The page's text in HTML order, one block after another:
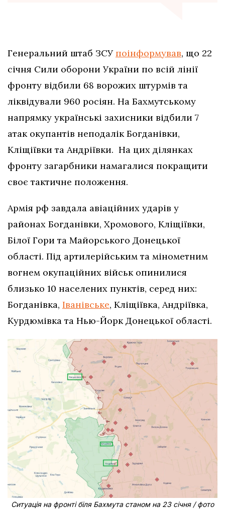
Генеральний штаб ЗСУ поінформував, що 22
січня Сили оборони України по всій лінії
фронту відбили 68 ворожих штурмів та
ліквідували 960 росіян. На Бахмутському
напрямку українські захисники відбили 7
атак окупантів неподалік Богданівки,
Кліщіївки та Андріївки. На цих ділянках
фронту загарбники намагалися покращити
своє тактичне положення.
Армія рф завдала авіаційних ударів у
районах Богданівки, Хромового, Кліщіївки,
Білої Гори та Майорського Донецької
області. Під артилерійським та мінометним
вогнем окупаційних військ опинилися
близько 10 населених пунктів, серед них:
Богданівка, Іванівське, Кліщіївка, Андріївка,
Курдюмівка та Нью-Йорк Донецької області.
Ситуація на фронті біля Бахмута станом на 23 січня / фото